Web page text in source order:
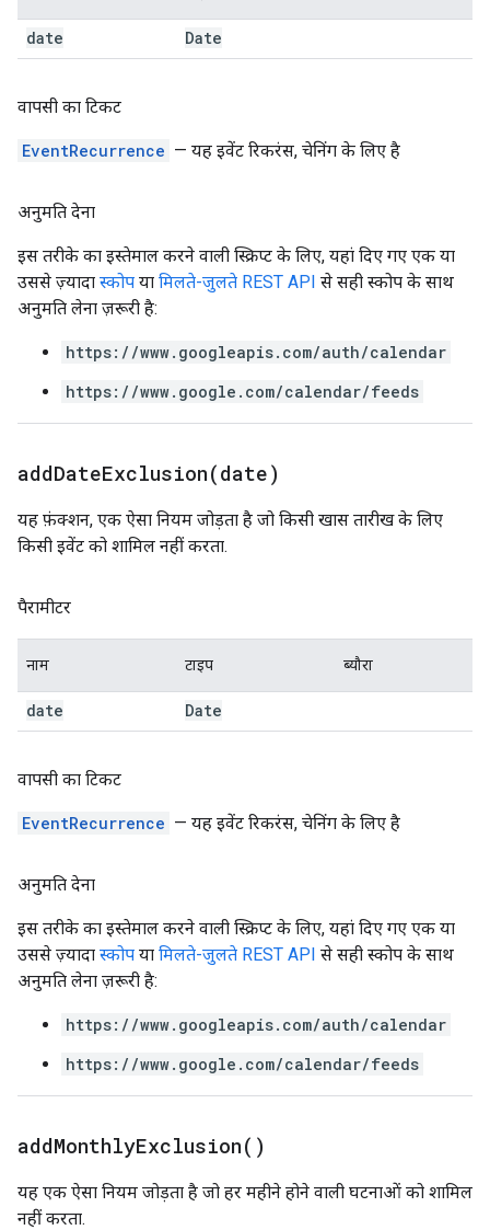
date Date
वापसी का टिकट
EventRecurrence — यह इवेंट रिकरंस, चेनिंग के लिए है
अनुमति देना
इस तरीके का इस्तेमाल करने वाली स्क्रिप्ट के लिए, यहां दिए गए एक या
उससे ज़्यादा स्कोप या मिलते-जुलते REST API से सही स्कोप के साथ
अनुमति लेना ज़रूरी है:
https://www.googleapis.com/auth/calendar
https://www.google.com/calendar/feeds
addDateExclusion(date)
यह फ़ंक्शन, एक ऐसा नियम जोड़ता है जो किसी खास तारीख के लिए
किसी इवेंट को शामिल नहीं करता.
पैरामीटर
नाम टाइप ब्यौरा
date Date
वापसी का टिकट
EventRecurrence — यह इवेंट रिकरंस, चेनिंग के लिए है
अनुमति देना
इस तरीके का इस्तेमाल करने वाली स्क्रिप्ट के लिए, यहां दिए गए एक या
उससे ज़्यादा स्कोप या मिलते-जुलते REST API से सही स्कोप के साथ
अनुमति लेना ज़रूरी है:
https://www.googleapis.com/auth/calendar
https://www.google.com/calendar/feeds
addMonthlyExclusion( )
यह एक ऐसा नियम जोड़ता है जो हर महीने होने वाली घटनाओं को शामिल
नहीं करता.